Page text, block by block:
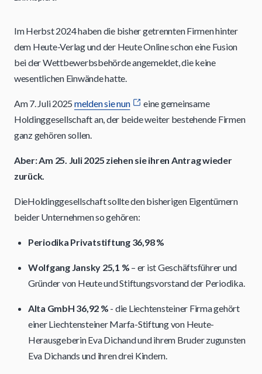
Im Herbst 2024 haben die bisher getrennten Firmen hinter
dem Heute-Verlag und der Heute Online schon eine Fusion
bei der Wettbewerbsbehörde angemeldet, die keine
wesentlichen Einwände hatte.
Am 7. Juli 2025 melden sie nun
eine gemeinsame
Holdinggesellschaft an, der beide weiter bestehende Firmen
ganz gehören sollen.
Aber: Am 25. Juli 2025 ziehen sie ihren Antrag wieder
zurück.
DieHoldinggesellschaft sollte den bisherigen Eigentümern
beider Unternehmen so gehören:
Periodika Privatstiftung 36,98 %
Wolfgang Jansky 25,1 % – er ist Geschäftsführer und
Gründer von Heute und Stiftungsvorstand der Periodika.
Alta GmbH 36,92 % - die Liechtensteiner Firma gehört
einer Liechtensteiner Marfa-Stiftung von Heute-
Herausgeberin Eva Dichand und ihrem Bruder zugunsten
Eva Dichands und ihren drei Kindern.